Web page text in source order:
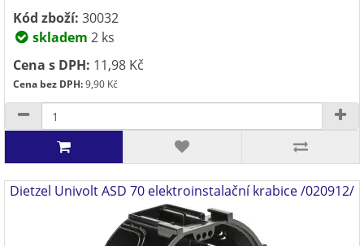
Kód zboží: 30032
skladem 2 ks
Cena s DPH: 11,98 Kč
Cena bez DPH:9,90 Kč
Dietzel Univolt ASD 70 elektroinstalační krabice /020912/